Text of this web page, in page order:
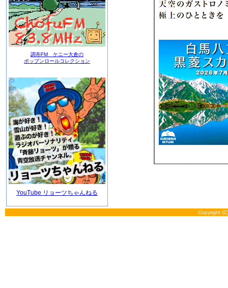
調布FM ケニー大倉の
ポップンロールコレクション
YouTube リョーツちゃんねる
Copyright